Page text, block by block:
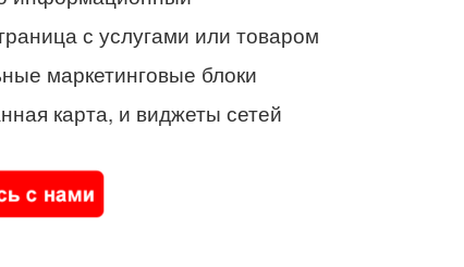
с услугами или товаром
маркетинговые блоки
карта, и виджеты сетей